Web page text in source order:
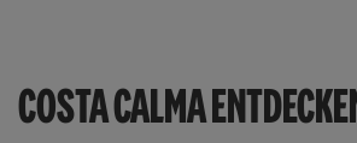
COSTA CALMA